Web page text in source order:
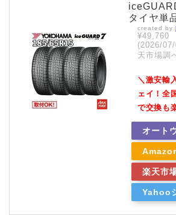
タイヤ単
created by
¥49,760
(2026/
天市場調
＼激安輸
ェイ！全
で交換も
オート
楽天市
Yahoo